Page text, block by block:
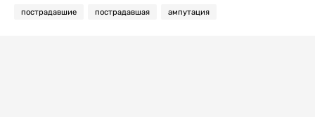
пострадавшие пострадавшая ампутация